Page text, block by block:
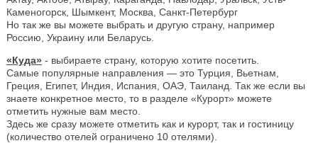
Каменогорск, Шымкент, Москва, Санкт-Петербург
Но так же вы можете выбрать и другую страну, например
Россию, Украину или Беларусь.
«Куда» - выбираете страну, которую хотите посетить.
Самые популярные направления — это Турция, Вьетнам,
Греция, Египет, Индия, Испания, ОАЭ, Таиланд. Так же если вы
знаете конкретное место, то в разделе «Курорт» можете
отметить нужные вам место.
Здесь же сразу можете отметить как и курорт, так и гостиницу
(количество отелей ограничено 10 отелями).